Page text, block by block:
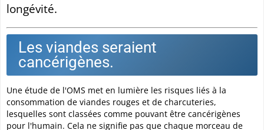
longévité.
Les viandes seraient
cancérigènes.
Une étude de l'OMS met en lumière les risques liés à la
consommation de viandes rouges et de charcuteries,
lesquelles sont classées comme pouvant être cancérigènes
pour l'humain. Cela ne signifie pas que chaque morceau de